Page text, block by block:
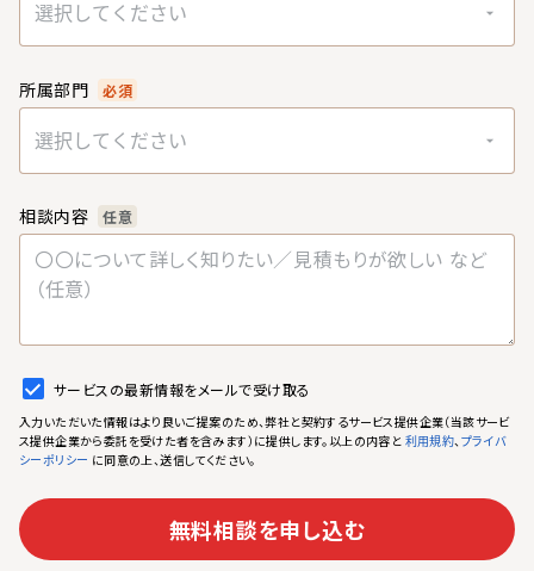
選択してください
所属部門 必須
選択してください
相談内容 任意
サービスの最新情報をメールで受け取る
入力いただいた情報はより良いご提案のため、弊社と契約するサービス提供企業（当該サービ
ス提供企業から委託を受けた者を含みます）に提供します。以上の内容と 利用規約、プライバ
シーポリシー に同意の上、送信してください。
無料相談を申し込む